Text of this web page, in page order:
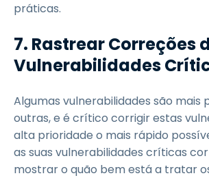
práticas.
7. Rastrear Correções
Vulnerabilidades
Algumas vulnerabilidades são mais
outras, e é crítico corrigir estas
alta prioridade o mais rápido
as suas vulnerabilidades críticas
mostrar o quão bem está a tratar